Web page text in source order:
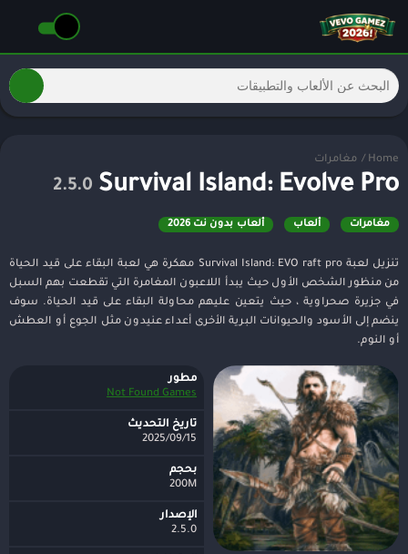
Home
/ مغامرات
Survival Island: Evolve Pro
2.5.0
مغامرات ألعاب ألعاب بدون نت 2026
تنزيل لعبة Survival Island: EVO raft pro مهكرة هي لعبة البقاء على قيد الحياة
من منظور الشخص الأول حيث يبدأ اللاعبون المغامرة التي تقطعت بهم السبل
في جزيرة صحراوية ، حيث يتعين عليهم محاولة البقاء على قيد الحياة. سوف
ينضم إلى الأسود والحيوانات البرية الأخرى أعداء عنيدون مثل الجوع أو العطش
أو النوم.
مطور
Not Found Games
تاريخ التحديث
2025/09/15
بحجم
200M
الإصدار
2.5.0